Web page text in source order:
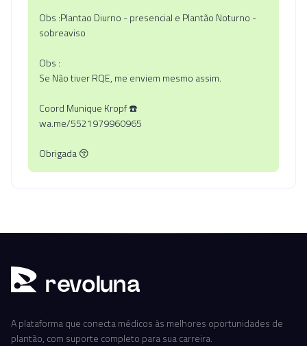
Obs :Plantao Diurno - presencial e Plantão Noturno -
sobreaviso
Obs :
Se Não tiver RQE, me enviem mesmo assim.
Coord Munique Kropf ☎️
wa.me/5521979960965
Obrigada 😚
revoluna
A plataforma que conecta médicos às melhores oportunidades de
plantão, com suporte completo para sua carreira.